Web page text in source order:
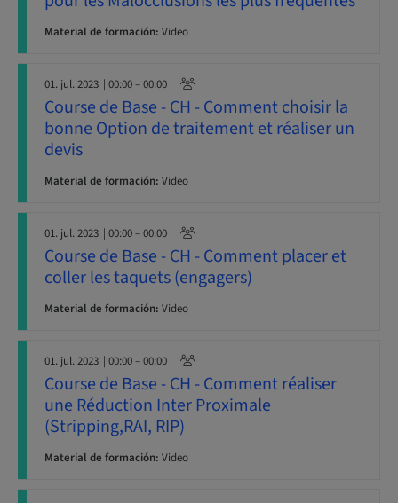
Material de formación: Video
01. jul. 2023 | 00:00 – 00:00
Course de Base - CH - Comment choisir la
bonne Option de traitement et réaliser un
devis
Material de formación: Video
01. jul. 2023 | 00:00 – 00:00
Course de Base - CH - Comment placer et
coller les taquets (engagers)
Material de formación: Video
01. jul. 2023 | 00:00 – 00:00
Course de Base - CH - Comment réaliser
une Réduction Inter Proximale
(Stripping,RAI, RIP)
Material de formación: Video